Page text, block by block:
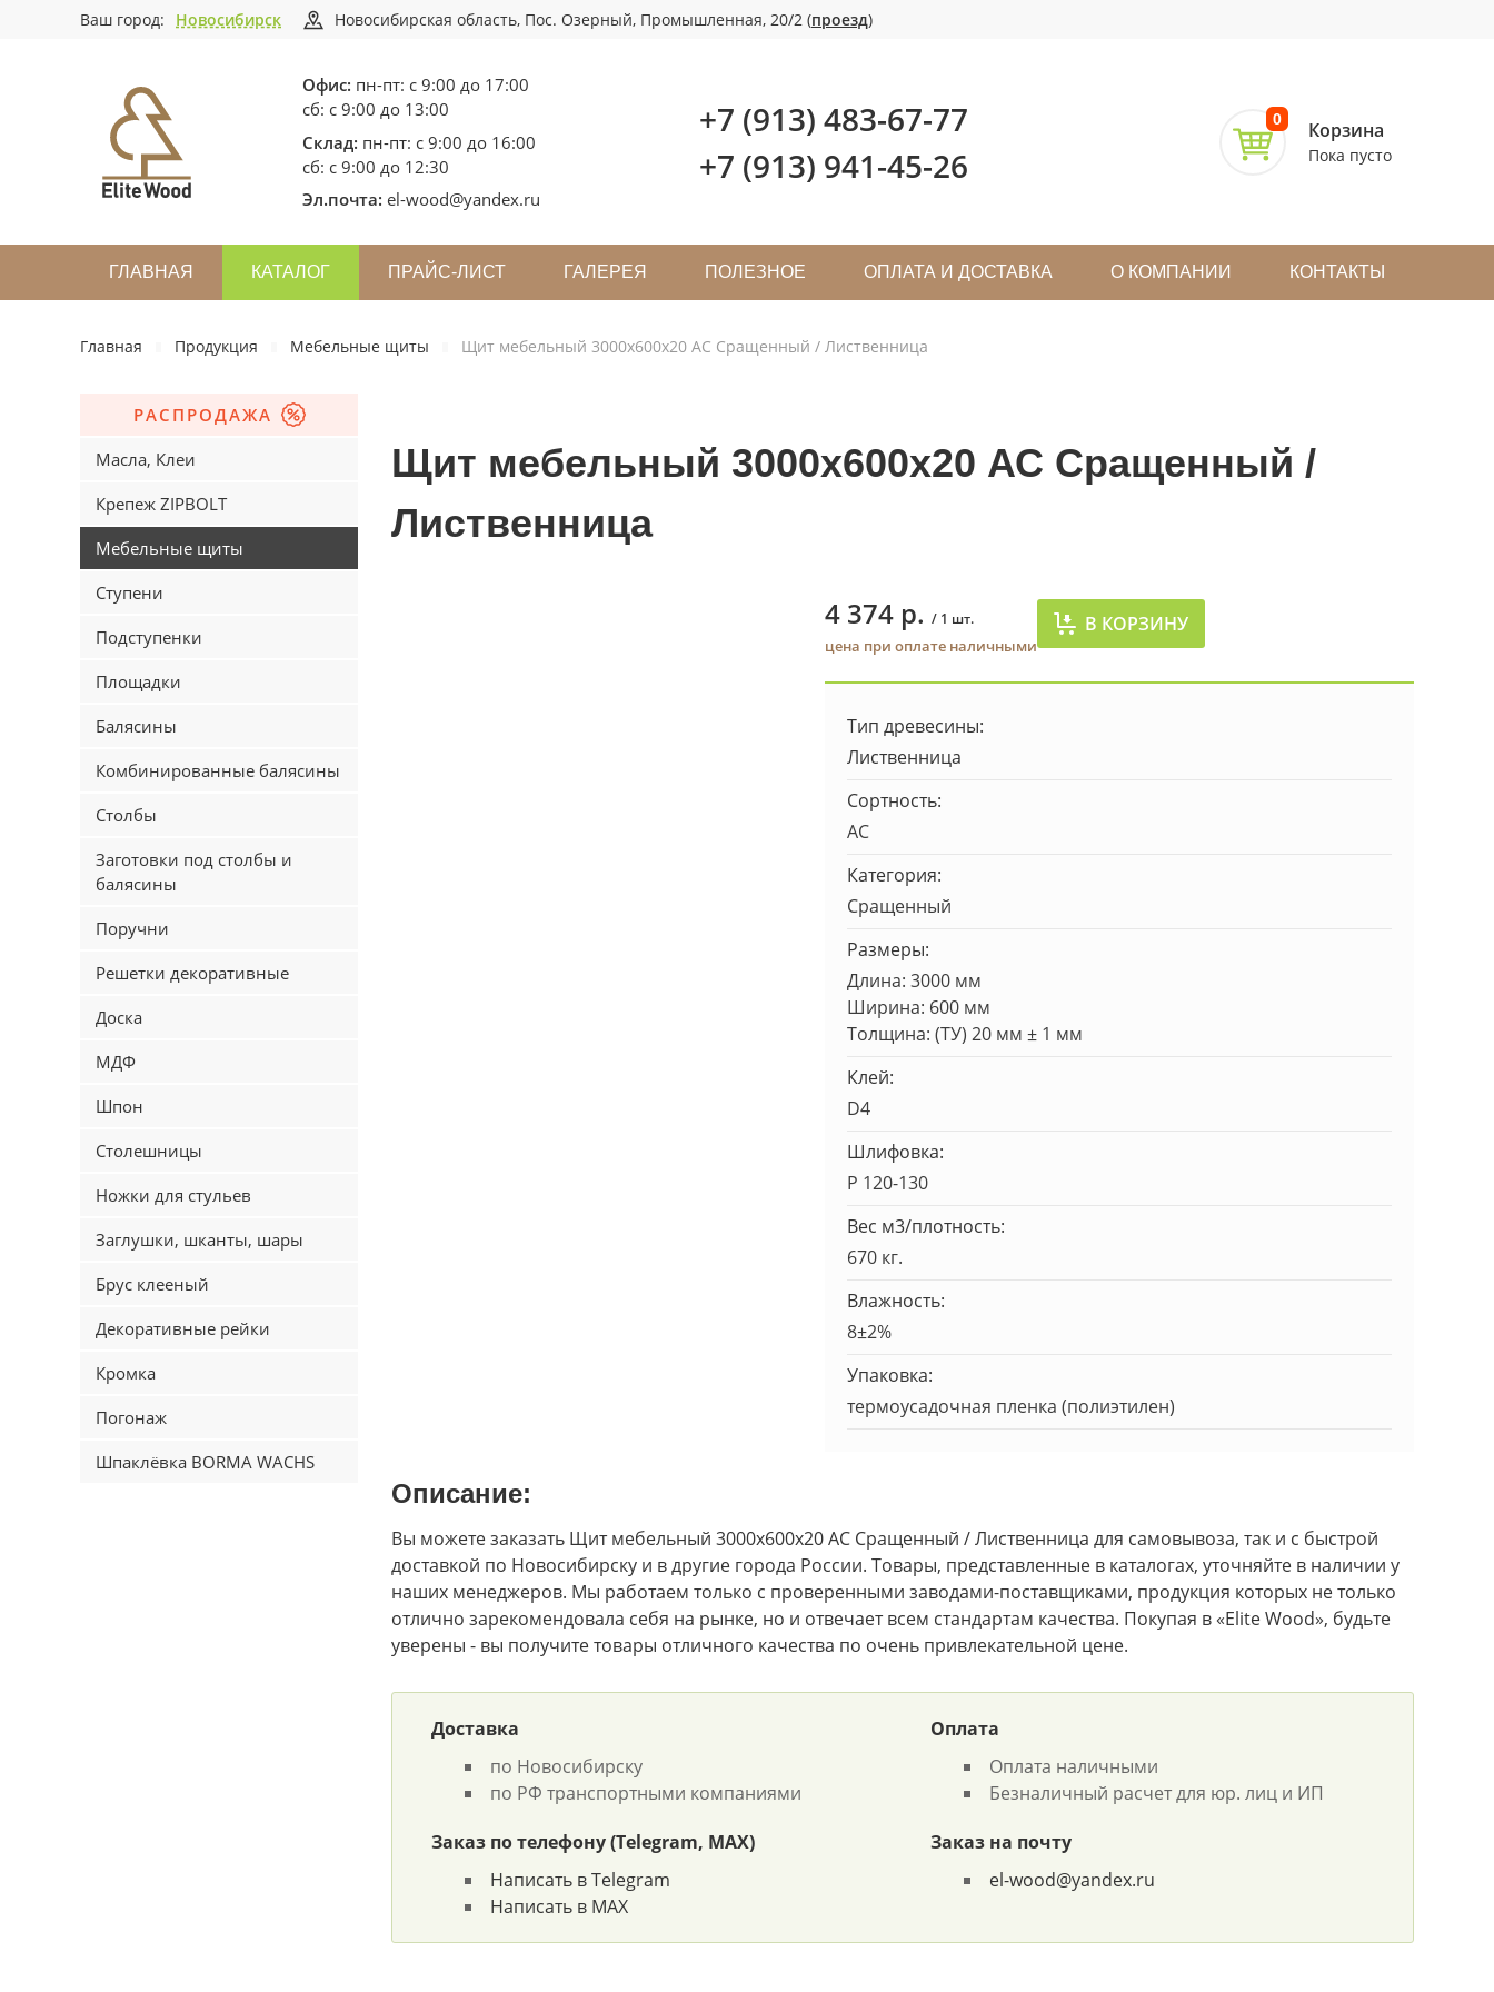
Ваш город: Новосибирск Новосибирская область, Пос. Озерный, Промышленная, 20/2 (проезд)
Офис: пн-пт: с 9:00 до 17:00
сб: с 9:00 до 13:00
Склад: пн-пт: с 9:00 до 16:00
сб: с 9:00 до 12:30
Эл.почта: el-wood@yandex.ru
+7 (913) 483-67-77
+7 (913) 941-45-26
0 Корзина
Пока пусто
ГЛАВНАЯ КАТАЛОГ ПРАЙС-ЛИСТ ГАЛЕРЕЯ ПОЛЕЗНОЕ ОПЛАТА И ДОСТАВКА О КОМПАНИИ КОНТАКТЫ
Главная Продукция Мебельные щиты Щит мебельный 3000х600х20 АС Сращенный / Лиственница
РАСПРОДАЖА
Масла, Клеи
Крепеж ZIPBOLT
Мебельные щиты
Ступени
Подступенки
Площадки
Балясины
Комбинированные балясины
Столбы
Заготовки под столбы и
балясины
Поручни
Решетки декоративные
Доска
МДФ
Шпон
Столешницы
Ножки для стульев
Заглушки, шканты, шары
Брус клееный
Декоративные рейки
Кромка
Погонаж
Шпаклёвка BORMA WACHS
Щит мебельный 3000х600х20 АС Сращенный /
Лиственница
4 374 р. / 1 шт.
цена при оплате наличными
В КОРЗИНУ
Тип древесины:
Лиственница
Сортность:
AC
Категория:
Сращенный
Размеры:
Длина: 3000 мм
Ширина: 600 мм
Толщина: (ТУ) 20 мм ± 1 мм
Клей:
D4
Шлифовка:
Р 120-130
Вес м3/плотность:
670 кг.
Влажность:
8±2%
Упаковка:
термоусадочная пленка (полиэтилен)
Описание:
Вы можете заказать Щит мебельный 3000х600х20 АС Сращенный / Лиственница для самовывоза, так и с быстрой
доставкой по Новосибирску и в другие города России. Товары, представленные в каталогах, уточняйте в наличии у
наших менеджеров. Мы работаем только с проверенными заводами-поставщиками, продукция которых не только
отлично зарекомендовала себя на рынке, но и отвечает всем стандартам качества. Покупая в «Elite Wood», будьте
уверены - вы получите товары отличного качества по очень привлекательной цене.
Доставка
по Новосибирску
по РФ транспортными компаниями
Оплата
Оплата наличными
Безналичный расчет для юр. лиц и ИП
Заказ по телефону (Telegram, MAX)
Написать в Telegram
Написать в MAX
Заказ на почту
el-wood@yandex.ru